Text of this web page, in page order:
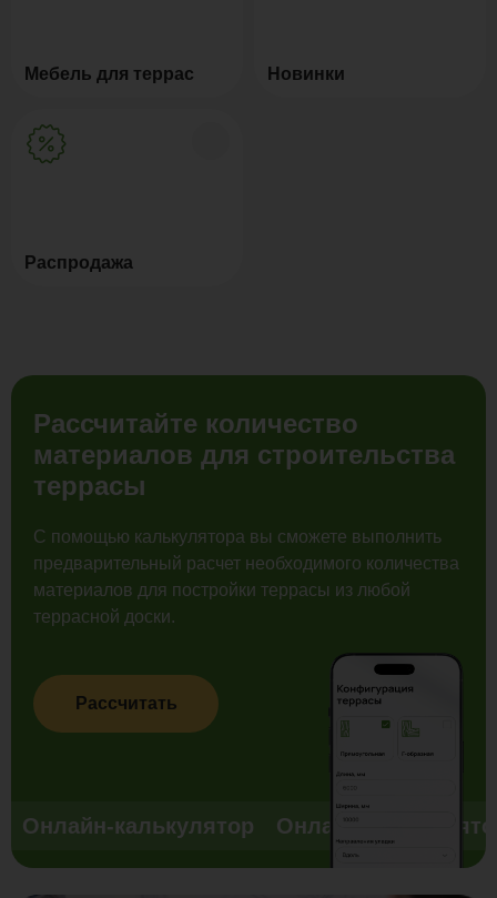
Мебель для террас Новинки
Распродажа
Рассчитайте количество
материалов для строительства
террасы
С помощью калькулятора вы сможете выполнить
предварительный расчет необходимого количества
материалов для постройки террасы из любой
террасной доски.
Рассчитать
Онлайн-калькулятор Онлайн-